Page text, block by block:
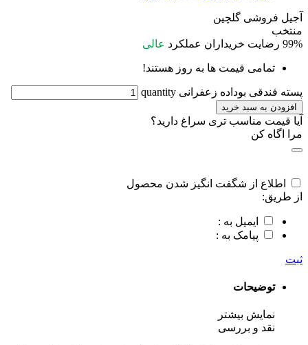
آجیل فروشی گلچین
منتخب
99% رضایت خریداران عملکرد عالی
تمامی قیمت ها به روز هستند!
پسته فندقی بوداده زعفرانی quantity
افزودن به سبد خرید
آیا قیمت مناسب تری سراغ دارید؟
مرا اگاه کن
اطلاع از شگفت انگیز شدن محصول
از طریق:
ایمیل به :
پیامک به :
ثبت
توضیحات
نمایش بیشتر
نقد و بررسی